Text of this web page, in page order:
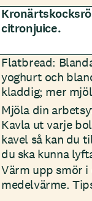
citronjuice.
Flatbread:
yoghurt och
kladdig; mer
Mjöla din
Kavla ut varje
kavel så kan du
du ska kunna
Värm upp smör i
medelvärme.